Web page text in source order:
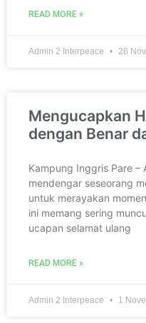
READ MORE »
Admin 2 Interpeace 26
Mengucapkan
dengan Benar
Kampung Inggris Pare –
mendengar seseorang
untuk merayakan
ini memang sering
ucapan selamat ulang
READ MORE »
Admin 2 Interpeace 1